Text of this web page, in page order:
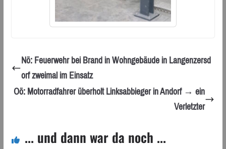
Nö: Feuerwehr bei Brand in Wohngebäude in Langenzersd
orf zweimal im Einsatz
Oö: Motorradfahrer überholt Linksabbieger in Andorf → ein
Verletzter
... und dann war da noch ...